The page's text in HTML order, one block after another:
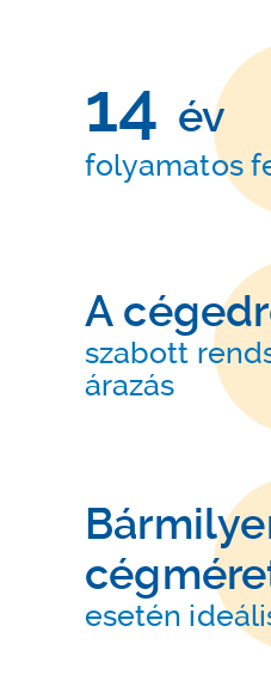
14 év
folyamatos
A
szabott
árazás
esetén